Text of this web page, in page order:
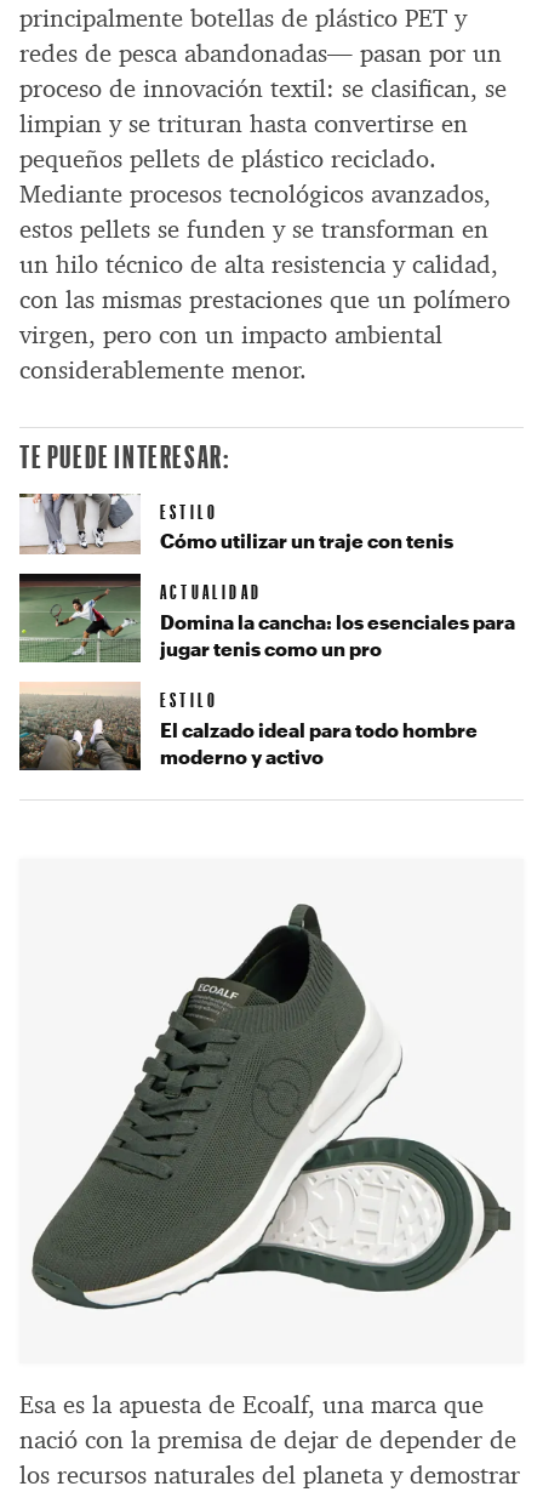
principalmente botellas de plástico PET y
redes de pesca abandonadas— pasan por un
proceso de innovación textil: se clasifican, se
limpian y se trituran hasta convertirse en
pequeños pellets de plástico reciclado.
Mediante procesos tecnológicos avanzados,
estos pellets se funden y se transforman en
un hilo técnico de alta resistencia y calidad,
con las mismas prestaciones que un polímero
virgen, pero con un impacto ambiental
considerablemente menor.
Esa es la apuesta de Ecoalf, una marca que
nació con la premisa de dejar de depender de
los recursos naturales del planeta y demostrar
TE PUEDE INTERESAR:
ESTILO
Cómo utilizar un traje con tenis
ACTUALIDAD
Domina la cancha: los esenciales para
jugar tenis como un pro
ESTILO
El calzado ideal para todo hombre
moderno y activo